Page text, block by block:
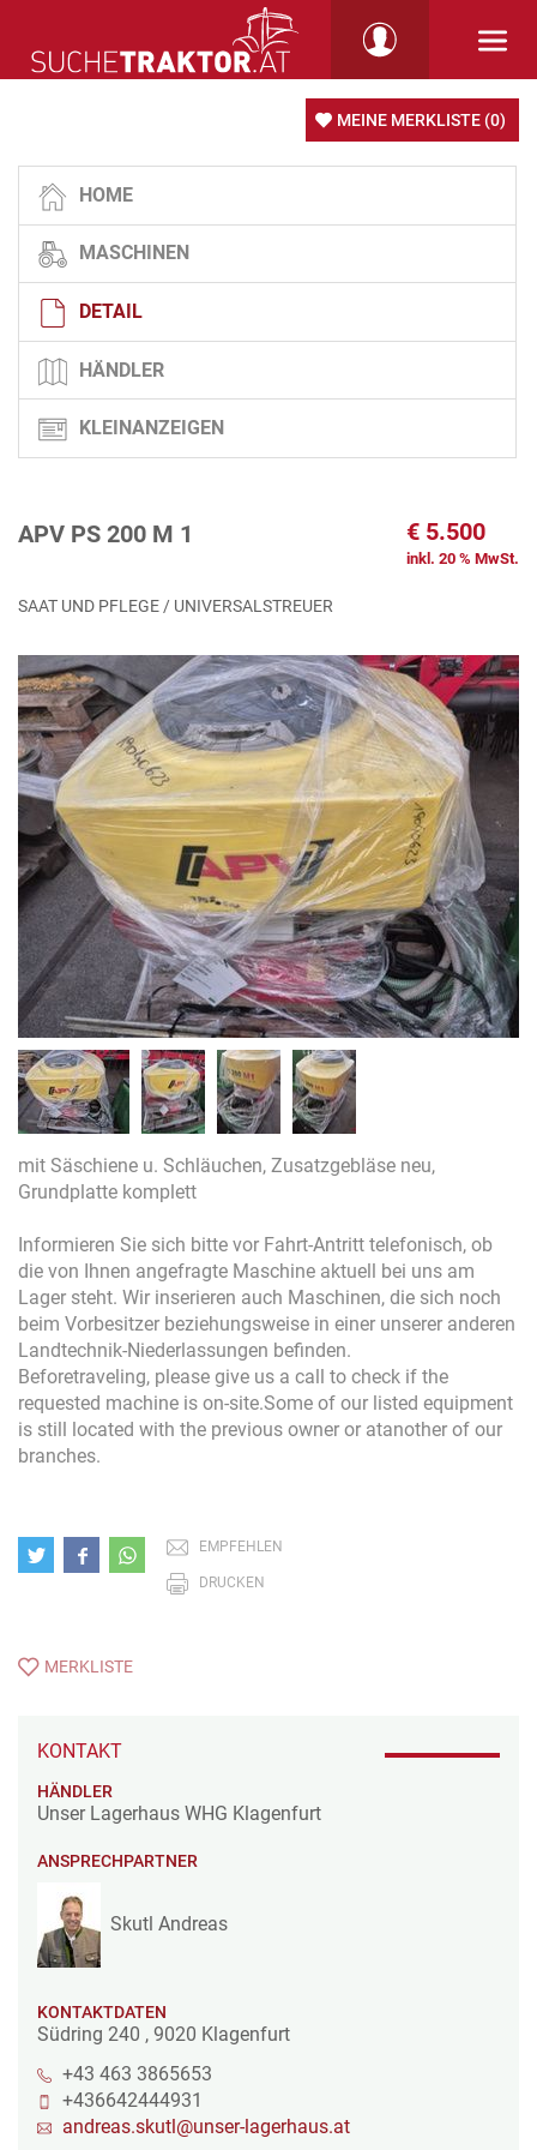
MEINE MERKLISTE (0)
HOME
MASCHINEN
DETAIL
HÄNDLER
KLEINANZEIGEN
APV PS 200 M 1 € 5.500
inkl. 20 % MwSt.
SAAT UND PFLEGE / UNIVERSALSTREUER
mit Säschiene u. Schläuchen, Zusatzgebläse neu,
Grundplatte komplett
Informieren Sie sich bitte vor Fahrt-Antritt telefonisch, ob
die von Ihnen angefragte Maschine aktuell bei uns am
Lager steht. Wir inserieren auch Maschinen, die sich noch
beim Vorbesitzer beziehungsweise in einer unserer anderen
Landtechnik-Niederlassungen befinden.
Beforetraveling, please give us a call to check if the
requested machine is on-site.Some of our listed equipment
is still located with the previous owner or atanother of our
branches.
EMPFEHLEN
DRUCKEN
MERKLISTE
KONTAKT
HÄNDLER
Unser Lagerhaus WHG Klagenfurt
ANSPRECHPARTNER
Skutl Andreas
KONTAKTDATEN
Südring 240 , 9020 Klagenfurt
+43 463 3865653
+436642444931
andreas.skutl@unser-lagerhaus.at